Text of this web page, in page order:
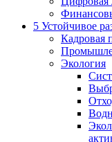
5 Устойчивое
Кадровая
Экология